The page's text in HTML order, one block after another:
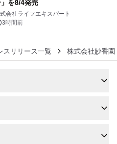
」を8/4発売
会社ライフエキスパート
3時間前
スリリース一覧 株式会社妙香園